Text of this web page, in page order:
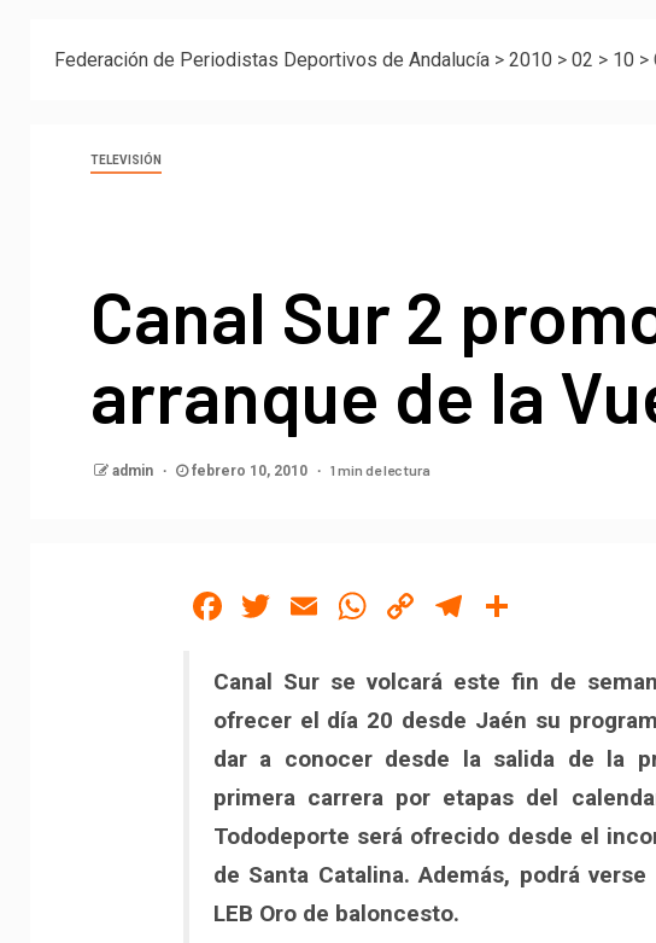
Federación de Periodistas Deportivos de Andalucía > 2010 > 02 > 10 >
TELEVISIÓN
Canal Sur 2
arranque de la
admin febrero 10, 2010 1 min de lectura
Facebook
Twitter
EmailWhatsApp
CopyTelegram
Canal Sur se volcará este fin de
ofrecer el día 20 desde Jaén su
dar a conocer desde la salida de la
primera carrera por etapas del
Tododeporte será ofrecido desde el
de Santa Catalina. Además, podrá
LEB Oro de baloncesto.